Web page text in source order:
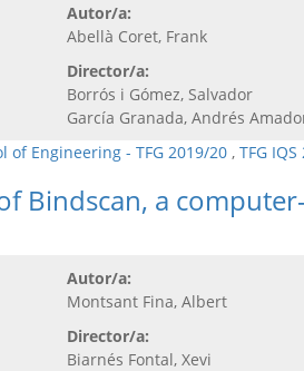
Autor/a:
Abellà Coret, Frank
Director/a:
Borrós i Gómez, Salvador
García Granada, Andrés
of Engineering - TFG 2019/20 , TFG
Bindscan, a
Autor/a:
Montsant Fina, Albert
Director/a:
Biarnés Fontal, Xevi